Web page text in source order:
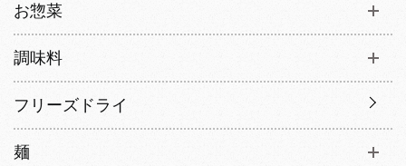
お惣菜
調味料
フリーズドライ
麺